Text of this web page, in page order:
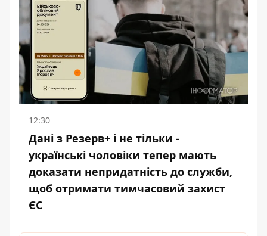
12:30
Дані з Резерв+ і не тільки -
українські чоловіки тепер мають
доказати непридатність до служби,
щоб отримати тимчасовий захист
ЄС